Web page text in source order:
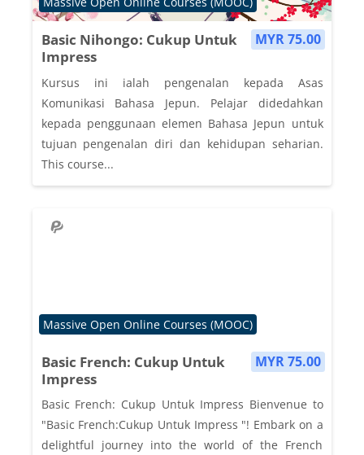
MYR 75.00
Basic Nihongo: Cukup Untuk
Impress
Kursus ini ialah pengenalan kepada Asas
Komunikasi Bahasa Jepun. Pelajar didedahkan
kepada penggunaan elemen Bahasa Jepun untuk
tujuan pengenalan diri dan kehidupan seharian.
This course...
MYR 75.00
Basic French: Cukup Untuk
Impress
Course category
Massive Open Online Courses (MOOC)
Basic French: Cukup Untuk Impress Bienvenue to
"Basic French:Cukup Untuk Impress "! Embark on a
delightful journey into the world of the French